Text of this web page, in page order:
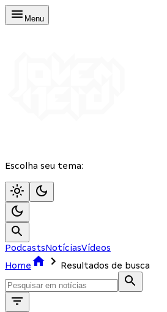
Menu
Escolha seu tema:
PodcastsNotíciasVídeos
Home
Resultados de busca